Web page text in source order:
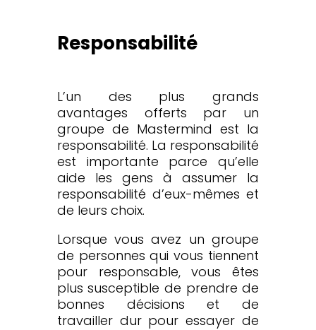
Responsabilité
L’un des plus grands
avantages offerts par un
groupe de Mastermind est la
responsabilité. La responsabilité
est importante parce qu’elle
aide les gens à assumer la
responsabilité d’eux-mêmes et
de leurs choix.
Lorsque vous avez un groupe
de personnes qui vous tiennent
pour responsable, vous êtes
plus susceptible de prendre de
bonnes décisions et de
travailler dur pour essayer de